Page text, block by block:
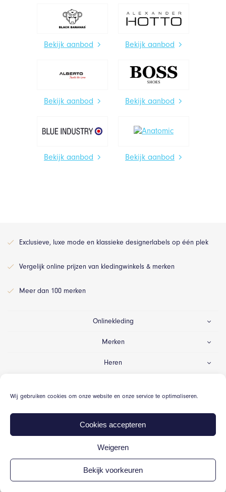
Wij gebruiken cookies om onze website en onze service te optimaliseren.
Cookies accepteren
Weigeren
Bekijk voorkeuren
Bekijk aanbod Bekijk aanbod
Bekijk aanbod Bekijk aanbod
Bekijk aanbod Bekijk aanbod
Exclusieve, luxe mode en klassieke designerlabels op één plek
Vergelijk online prijzen van kledingwinkels & merken
Meer dan 100 merken
Onlinekleding
Merken
Heren
Algemene voorwaarden
Cookiebeleid